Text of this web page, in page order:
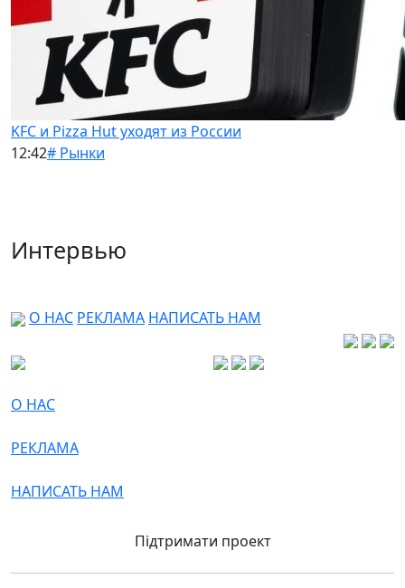
KFC и Pizza Hut уходят из России
12:42# Рынки
Интервью
О НАС РЕКЛАМА НАПИСАТЬ НАМ
О НАС
РЕКЛАМА
НАПИСАТЬ НАМ
Підтримати проект